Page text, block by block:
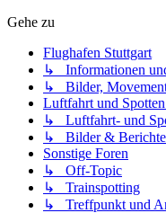
Gehe zu
Flughafen Stuttgart
↳ Informationen
↳ Bilder,
Luftfahrt und
↳ Luftfahrt- und
↳ Bilder & Berichte
Sonstige Foren
↳ Off-Topic
↳ Trainspotting
↳ Treffpunkt und